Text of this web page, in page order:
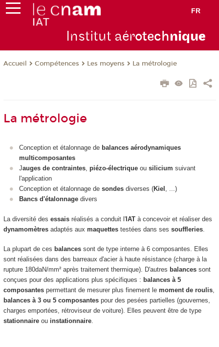
FR
Institut aérotechnique
Accueil Compétences Les moyens La métrologie
La métrologie
Conception et étalonnage de balances aérodynamiques
multicomposantes
Jauges de contraintes, piézo-électrique ou silicium suivant
l'application
Conception et étalonnage de sondes diverses (Kiel , ...)
Bancs d'étalonnage divers
La diversité des essaisréalisés a conduit l'IAT à concevoir et réaliser des
dynamomètresadaptés aux maquettestestées dans ses souffleries.
La plupart de ces balancessont de type interne à 6 composantes. Elles
sont réalisées dans des barreaux d'acier à haute résistance (charge à la
rupture 180daN/mm² après traitement thermique). D'autres balances sont
conçues pour des applications plus spécifiques : balances à 5
composantespermettant de mesurer plus finement le moment de roulis,
balances à 3 ou 5 composantespour des pesées partielles (gouvernes,
charges emportées, rétroviseur de voiture). Elles peuvent être de type
stationnaireou instationnaire.